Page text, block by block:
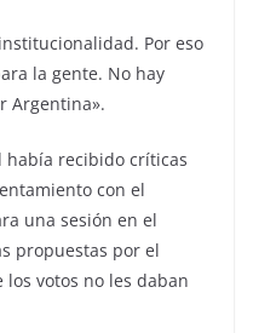
Por eso
la gente. No hay
Argentina».
había recibido críticas
con el
una sesión en el
propuestas por el
votos no les daban